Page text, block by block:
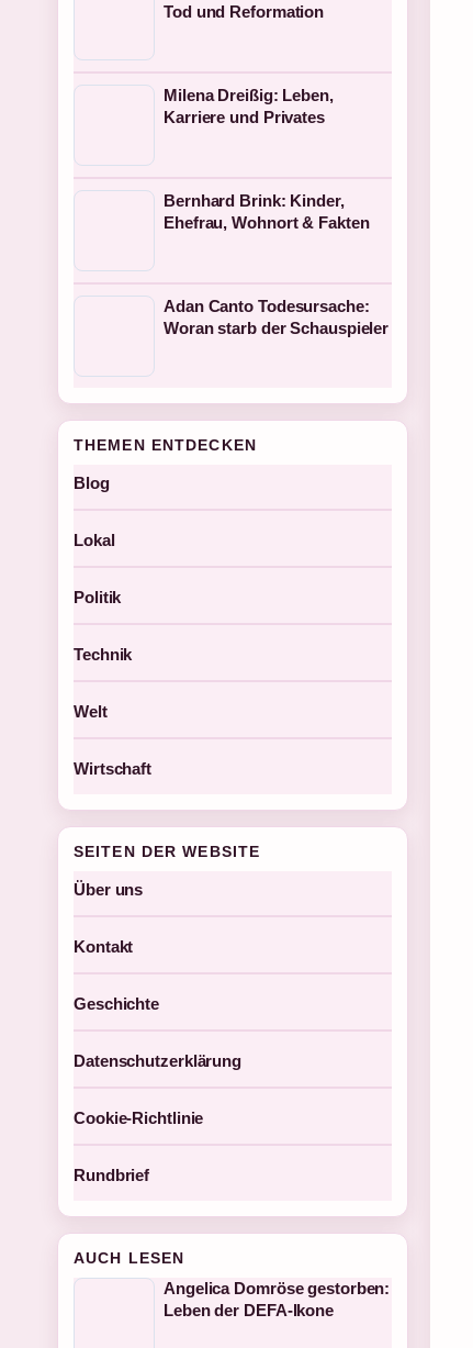
Tod und Reformation
Milena Dreißig: Leben,
Karriere und Privates
Bernhard Brink: Kinder,
Ehefrau, Wohnort & Fakten
Adan Canto Todesursache:
Woran starb der Schauspieler
THEMEN ENTDECKEN
Blog
Lokal
Politik
Technik
Welt
Wirtschaft
SEITEN DER WEBSITE
Über uns
Kontakt
Geschichte
Datenschutzerklärung
Cookie-Richtlinie
Rundbrief
AUCH LESEN
Angelica Domröse gestorben:
Leben der DEFA-Ikone